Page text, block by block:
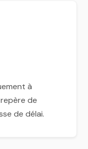
à
de
de délai.